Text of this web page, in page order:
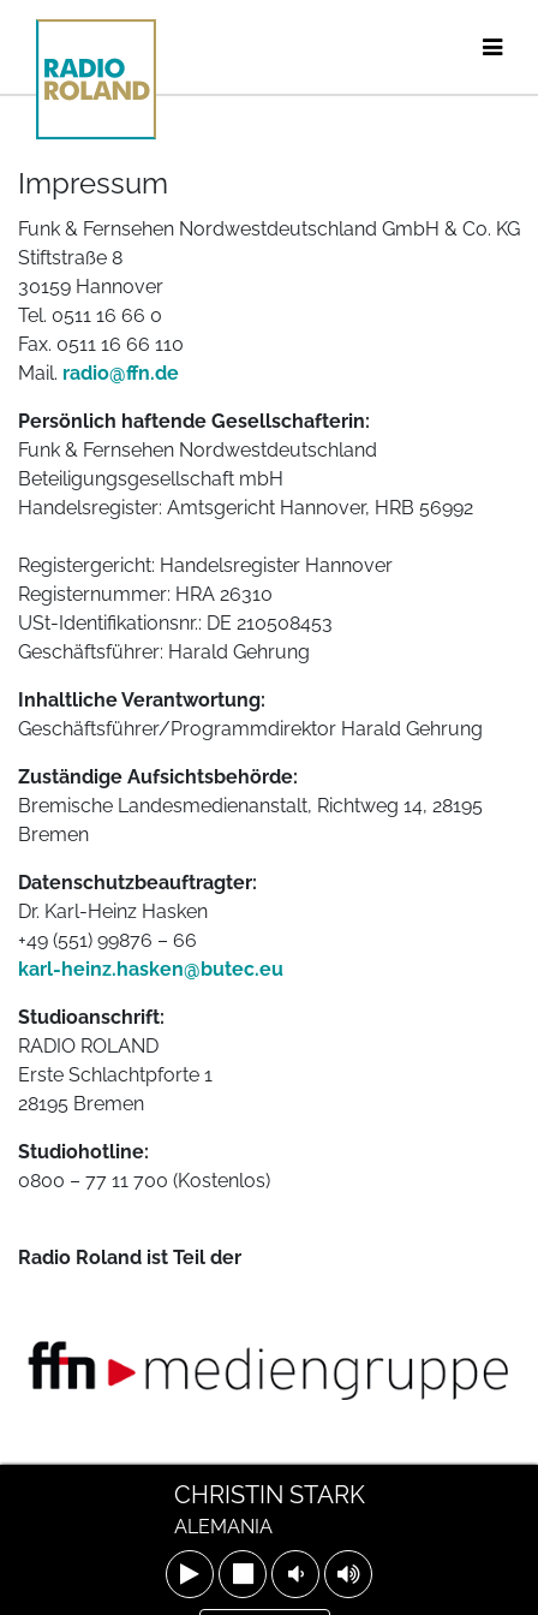
Impressum
Funk & Fernsehen Nordwestdeutschland GmbH & Co. KG
Stiftstraße 8
30159 Hannover
Tel. 0511 16 66 0
Fax. 0511 16 66 110
Mail. radio@ffn.de
Persönlich haftende Gesellschafterin:
Funk & Fernsehen Nordwestdeutschland
Beteiligungsgesellschaft mbH
Handelsregister: Amtsgericht Hannover, HRB 56992
Registergericht: Handelsregister Hannover
Registernummer: HRA 26310
USt-Identifikationsnr.: DE 210508453
Geschäftsführer: Harald Gehrung
Inhaltliche Verantwortung:
Geschäftsführer/Programmdirektor Harald Gehrung
Zuständige Aufsichtsbehörde:
Bremische Landesmedienanstalt, Richtweg 14, 28195
Bremen
Datenschutzbeauftragter:
Dr. Karl-Heinz Hasken
+49 (551) 99876 – 66
karl-heinz.hasken@butec.eu
Studioanschrift:
RADIO ROLAND
Erste Schlachtpforte 1
28195 Bremen
Studiohotline:
0800 – 77 11 700 (Kostenlos)
Radio Roland ist Teil der
Technische Umsetzung:CHRISTIN STARK
ALEMANIA